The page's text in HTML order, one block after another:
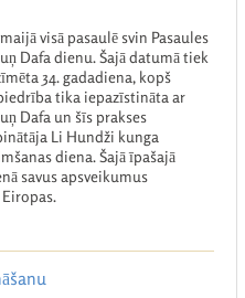
maijā visā pasaulē svin Pasaules
Dafa dienu. Šajā datumā tiek
34. gadadiena, kopš
tika iepazīstināta ar
Dafa un šīs prakses
Li Hundži kunga
diena. Šajā īpašajā
savus apsveikumus